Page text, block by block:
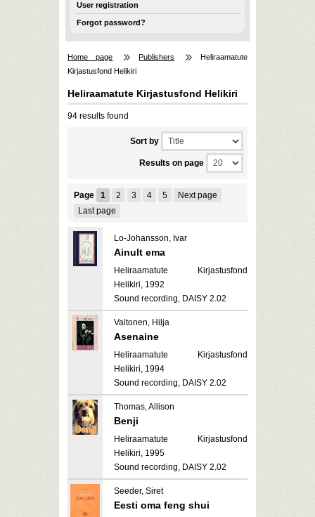
User registration
Forgot password?
Home page Publishers
Heliraamatute
Kirjastusfond Helikiri
Heliraamatute Kirjastusfond Helikiri
94 results found
Sort by
Results on page
Page 1 2 3 4 5
Next page
Last page
Lo-Johansson, Ivar
Ainult ema
Heliraamatute Kirjastusfond
Helikiri, 1992
Sound recording, DAISY 2.02
Valtonen, Hilja
Asenaine
Heliraamatute Kirjastusfond
Helikiri, 1994
Sound recording, DAISY 2.02
Thomas, Allison
Benji
Heliraamatute Kirjastusfond
Helikiri, 1995
Sound recording, DAISY 2.02
Seeder, Siret
Eesti oma feng shui